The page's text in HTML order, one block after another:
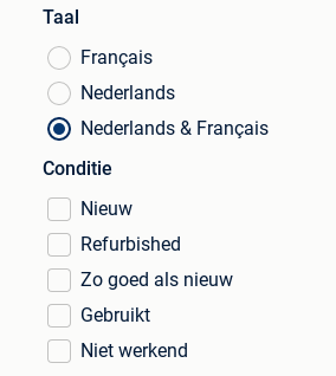
Taal
Français
Nederlands
Nederlands & Français
Conditie
Nieuw
Refurbished
Zo goed als nieuw
Gebruikt
Niet werkend